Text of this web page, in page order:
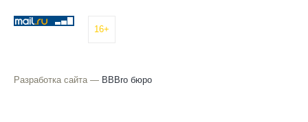
16+
Разработка сайта — BBBro бюро